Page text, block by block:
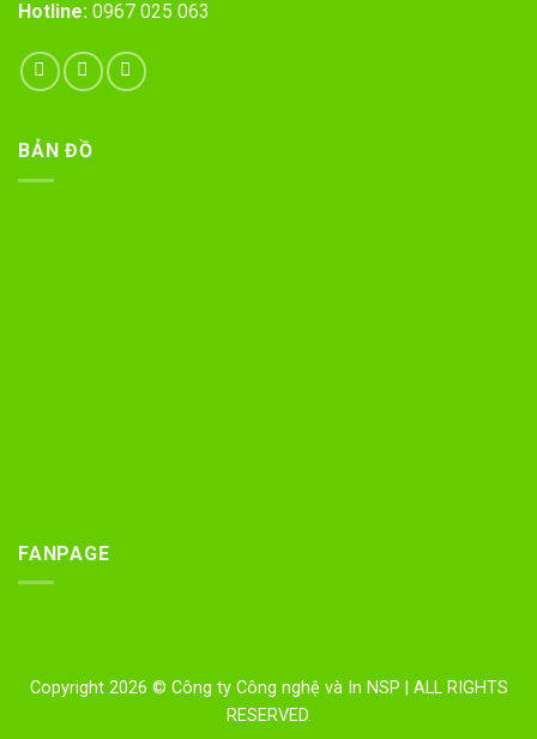
Hotline: 0967 025 063
BẢN ĐỒ
FANPAGE
Copyright 2026 © Công ty Công nghệ và In NSP | ALL RIGHTS
RESERVED.